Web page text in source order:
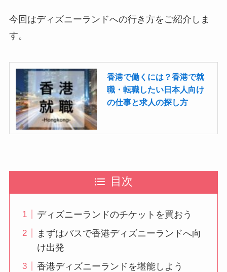
今回はディズニーランドへの行き方をご紹介しま
す。
香港で働くには？香港で就
職・転職したい日本人向け
の仕事と求人の探し方
目次
ディズニーランドのチケットを買おう
まずはバスで香港ディズニーランドへ向
け出発
香港ディズニーランドを堪能しよう